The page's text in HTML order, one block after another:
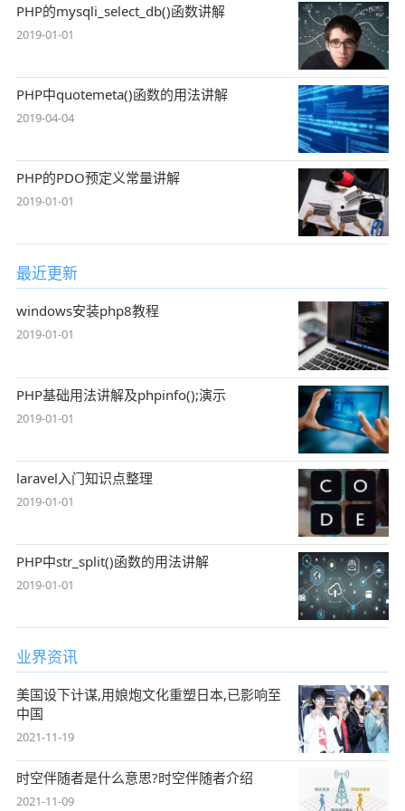
PHP的mysqli_select_db()函数讲解
2019-01-01
PHP中quotemeta()函数的用法讲解
2019-04-04
PHP的PDO预定义常量讲解
2019-01-01
最近更新
windows安装php8教程
2019-01-01
PHP基础用法讲解及phpinfo();演示
2019-01-01
laravel入门知识点整理
2019-01-01
PHP中str_split()函数的用法讲解
2019-01-01
业界资讯
美国设下计谋,用娘炮文化重塑日本,已影响至
中国
2021-11-19
时空伴随者是什么意思?时空伴随者介绍
2021-11-09